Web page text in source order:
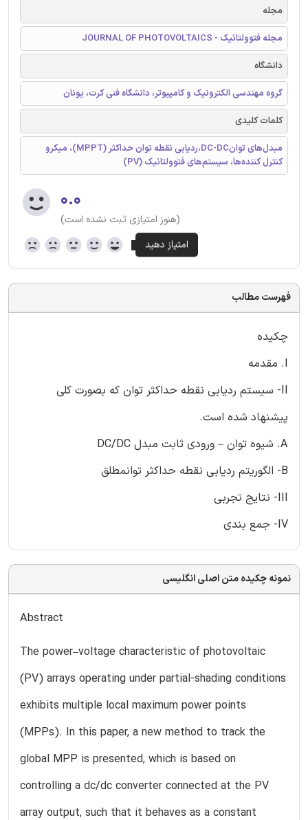
مجله
مجله فتوولتائیک - JOURNAL OF PHOTOVOLTAICS
دانشگاه
گروه مهندسی الکترونیک و کامپیوتر، دانشگاه فنی کرت، یونان
کلمات کلیدی
مبدل‌های توانDC-DC،‌ردیابی نقطه توان حداکثر (MPPT)، میکرو
کنترل کننده‌ها، سیستم‌های فتوولتائیک (PV)
۰.۰
(هنوز امتیازی ثبت نشده است)
فهرست مطالب
چکیده
I. مقدمه
II- سیستم ردیابی نقطه حداکثر توان که بصورت کلی
پیشنهاد شده است.
A. شیوه توان – ورودی ثابت مبدل DC/DC
B- الگوریتم ردیابی نقطه حداکثر توانمطلق
III- نتایج تجربی
IV- جمع بندی
نمونه چکیده متن اصلی انگلیسی
Abstract
The power–voltage characteristic of photovoltaic
(PV) arrays operating under partial-shading conditions
exhibits multiple local maximum power points
(MPPs). In this paper, a new method to track the
global MPP is presented, which is based on
controlling a dc/dc converter connected at the PV
array output, such that it behaves as a constant